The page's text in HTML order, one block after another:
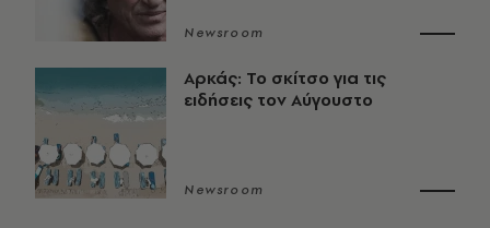
Newsroom
Αρκάς: Το σκίτσο για τις
ειδήσεις τον Αύγουστο
Newsroom